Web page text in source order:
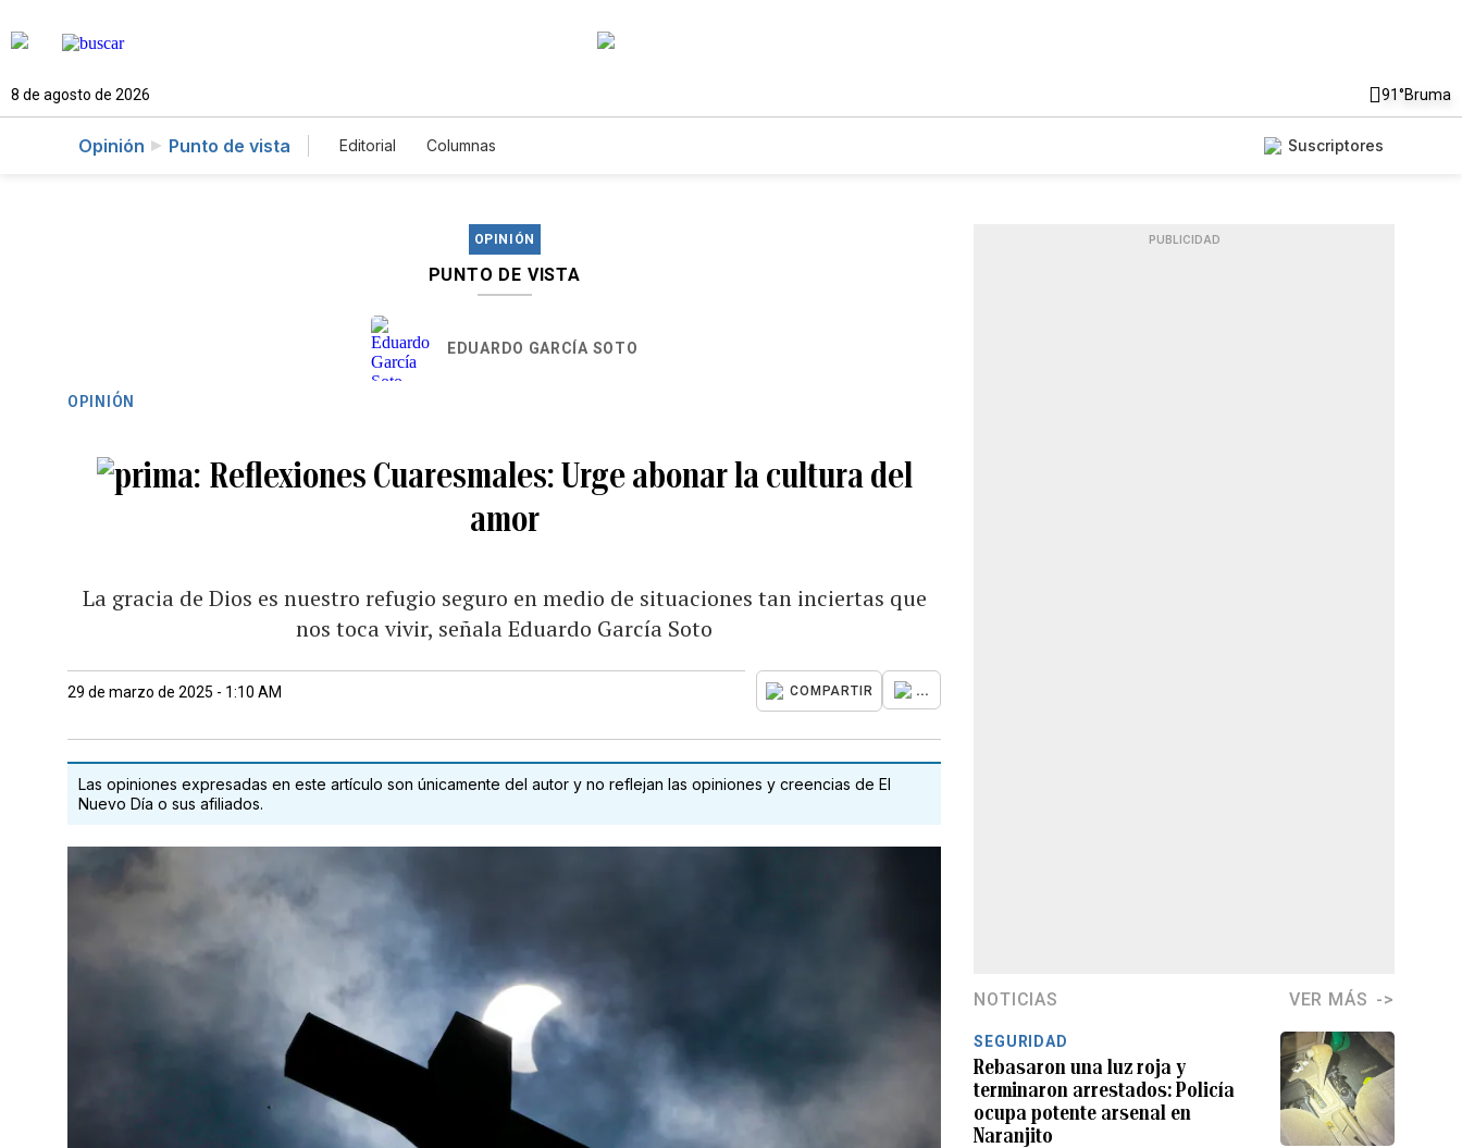
8 de agosto de 2026 91°Bruma
Opinión Punto de vista Editorial Columnas Suscriptores
OPINIÓN
PUNTO DE VISTA
EDUARDO GARCÍA SOTO
OPINIÓN
Reflexiones Cuaresmales: Urge abonar la cultura del
amor
La gracia de Dios es nuestro refugio seguro en medio de situaciones tan inciertas que
nos toca vivir, señala Eduardo García Soto
29 de marzo de 2025 - 1:10 AM COMPARTIR ...
Las opiniones expresadas en este artículo son únicamente del autor y no reflejan las opiniones y creencias de El
Nuevo Día o sus afiliados.
PUBLICIDAD
NOTICIAS VER MÁS
SEGURIDAD
Rebasaron una luz roja y
terminaron arrestados: Policía
ocupa potente arsenal en
Naranjito